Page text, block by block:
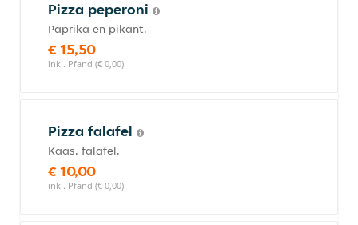
Pizza peperoni
Paprika en pikant.
€ 15,50
inkl. Pfand (€ 0,00)
Pizza falafel
Kaas, falafel.
€ 10,00
inkl. Pfand (€ 0,00)